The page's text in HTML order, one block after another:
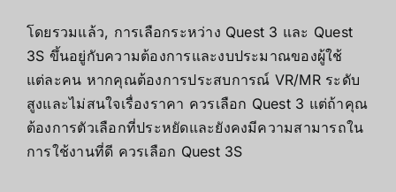
โดยรวมแล้ว, การเลือกระหว่าง Quest 3 และ Quest
3S ขึ้นอยู่กับความต้องการและงบประมาณของผู้ใช้
แต่ละคน หากคุณต้องการประสบการณ์ VR/MR ระดับ
สูงและไม่สนใจเรื่องราคา ควรเลือก Quest 3 แต่ถ้าคุณ
ต้องการตัวเลือกที่ประหยัดและยังคงมีความสามารถใน
การใช้งานที่ดี ควรเลือก Quest 3S